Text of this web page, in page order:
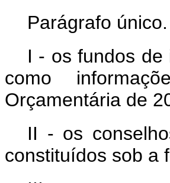
Parágrafo
I - os fundos de
como
Orçamentária de
II - os
constituídos sob a